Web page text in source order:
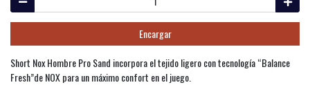
Encargar
Short Nox Hombre Pro Sand incorpora el tejido ligero con tecnología “Balance
Fresh”de NOX para un máximo confort en el juego.